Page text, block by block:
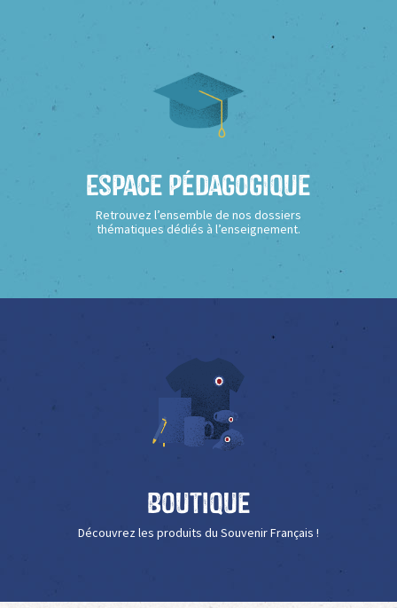
Espace Pédagogique
Retrouvez l’ensemble de nos dossiers
thématiques dédiés à l’enseignement.
Boutique
Découvrez les produits du Souvenir Français !